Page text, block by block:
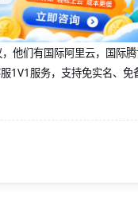
他们有国际阿里云，国际
1V1服务，支持免实名、免